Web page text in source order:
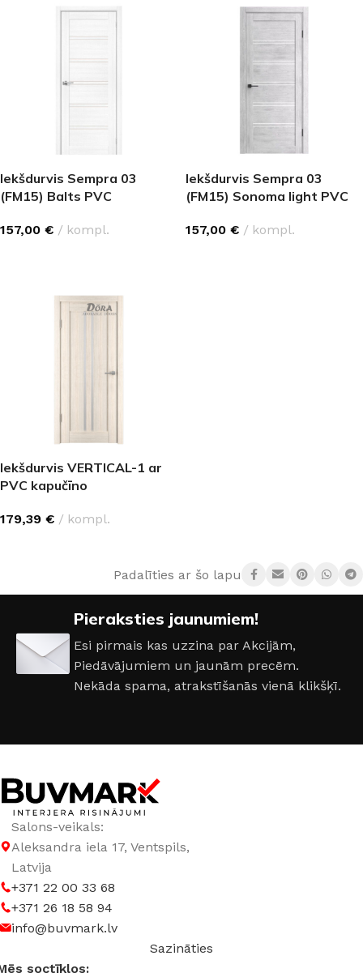
Iekšdurvis Sempra 03
(FM15) Balts PVC
157,00 € kompl.
Iekšdurvis Sempra 03
(FM15) Sonoma light PVC
157,00 € kompl.
Iekšdurvis VERTICAL-1 ar
PVC kapučīno
179,39 € kompl.
Padalīties ar šo lapu:
Pieraksties jaunumiem!
Esi pirmais kas uzzina par Akcijām,
Piedāvājumiem un jaunām precēm.
Nekāda spama, atrakstīšanās vienā klikšķī.
Salons-veikals:
Aleksandra iela 17, Ventspils,
Latvija
+371 22 00 33 68
+371 26 18 58 94
info@buvmark.lv
Sazināties
soctīklos: